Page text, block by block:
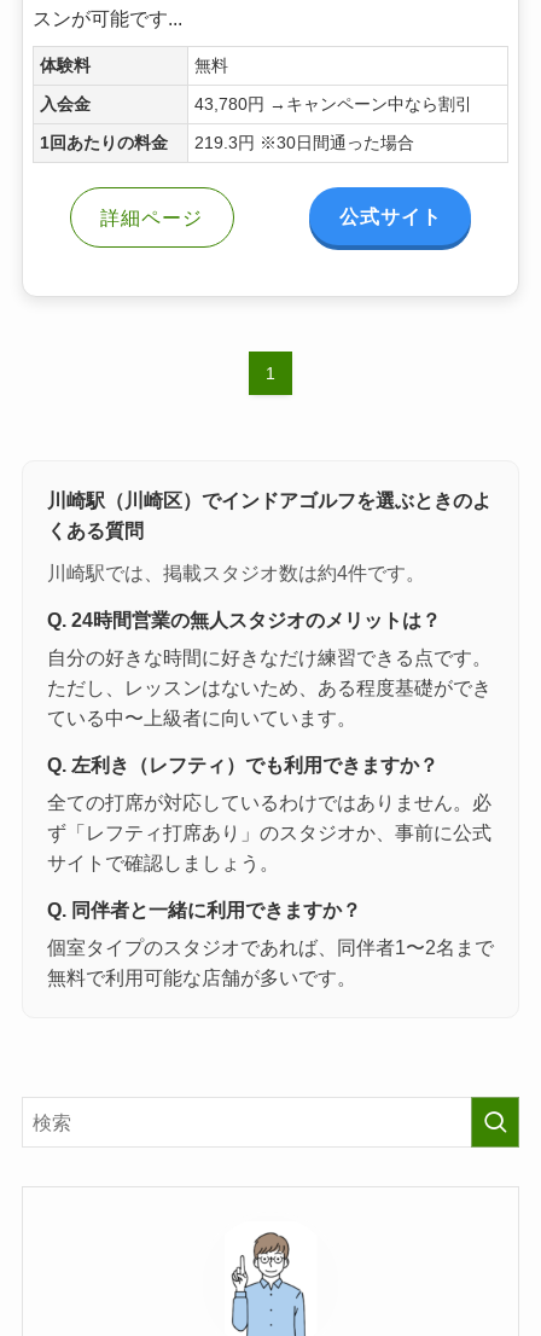
スンが可能です...
体験料 無料
入会金 43,780円 →キャンペーン中なら割引
1回あたりの料金 219.3円 ※30日間通った場合
詳細ページ 公式サイト
1
川崎駅（川崎区）でインドアゴルフを選ぶときのよ
くある質問
川崎駅では、掲載スタジオ数は約4件です。
Q. 24時間営業の無人スタジオのメリットは？
自分の好きな時間に好きなだけ練習できる点です。
ただし、レッスンはないため、ある程度基礎ができ
ている中〜上級者に向いています。
Q. 左利き（レフティ）でも利用できますか？
全ての打席が対応しているわけではありません。必
ず「レフティ打席あり」のスタジオか、事前に公式
サイトで確認しましょう。
Q. 同伴者と一緒に利用できますか？
個室タイプのスタジオであれば、同伴者1〜2名まで
無料で利用可能な店舗が多いです。